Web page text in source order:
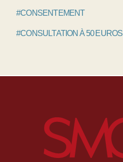
#CONSENTEMENT
#CONSULTATION À 50 EUROS